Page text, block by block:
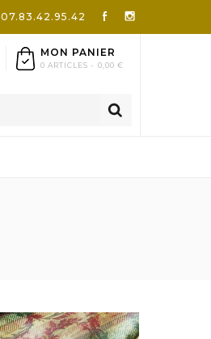
07.83.42.95.42
MON PANIER
0 ARTICLES - 0,00 €